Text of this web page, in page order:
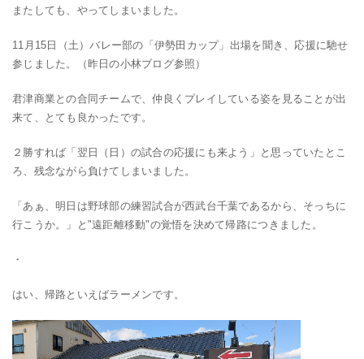
またしても、やってしまいました。
11月15日（土）バレー部の「伊勢田カップ」出場を聞き、応援に馳せ
参じました。（昨日の小林ブログ参照）
君津商業との合同チームで、仲良くプレイしている姿を見ることが出
来て、とても良かったです。
２勝すれば「翌日（日）の試合の応援にも来よう」と思っていたとこ
ろ、残念ながら負けてしまいました。
「あぁ、明日は野球部の練習試合が西武台千葉であるから、そっちに
行こうか。」と"遠距離移動"の覚悟を決めて帰路につきました。
・
はい、帰路といえばラーメンです。